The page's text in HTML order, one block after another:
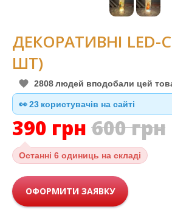
ДЕКОРАТИВНІ LED-
ШТ)
2808 людей вподобали цей
👀23 користувачів на сайті
390 грн 600грн
Останні 6 одиниць на складі
ОФОРМИТИ ЗАЯВКУ